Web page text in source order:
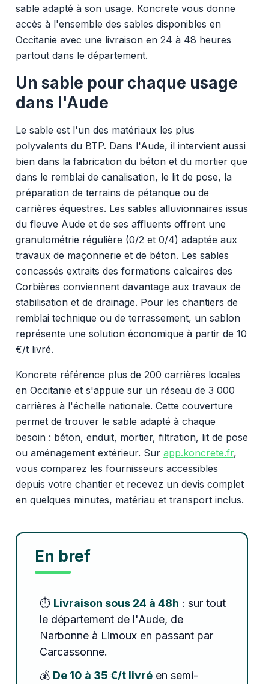
sable adapté à son usage. Koncrete vous donne
accès à l'ensemble des sables disponibles en
Occitanie avec une livraison en 24 à 48 heures
partout dans le département.
Un sable pour chaque usage
dans l'Aude
Le sable est l'un des matériaux les plus
polyvalents du BTP. Dans l'Aude, il intervient aussi
bien dans la fabrication du béton et du mortier que
dans le remblai de canalisation, le lit de pose, la
préparation de terrains de pétanque ou de
carrières équestres. Les sables alluvionnaires issus
du fleuve Aude et de ses affluents offrent une
granulométrie régulière (0/2 et 0/4) adaptée aux
travaux de maçonnerie et de béton. Les sables
concassés extraits des formations calcaires des
Corbières conviennent davantage aux travaux de
stabilisation et de drainage. Pour les chantiers de
remblai technique ou de terrassement, un sablon
représente une solution économique à partir de 10
€/t livré.
Koncrete référence plus de 200 carrières locales
en Occitanie et s'appuie sur un réseau de 3 000
carrières à l'échelle nationale. Cette couverture
permet de trouver le sable adapté à chaque
besoin : béton, enduit, mortier, filtration, lit de pose
ou aménagement extérieur. Sur app.koncrete.fr,
vous comparez les fournisseurs accessibles
depuis votre chantier et recevez un devis complet
en quelques minutes, matériau et transport inclus.
En bref
⏱️ Livraison sous 24 à 48h : sur tout
le département de l'Aude, de
Narbonne à Limoux en passant par
Carcassonne.
💰 De 10 à 35 €/t livréen semi-